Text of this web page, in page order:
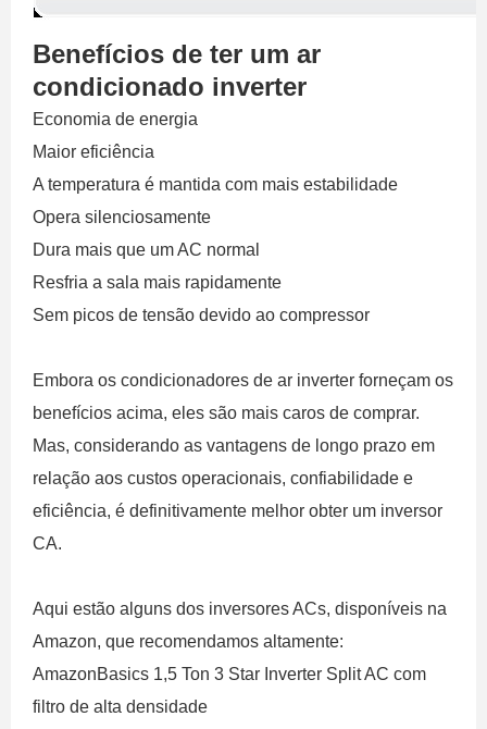
Benefícios de ter um ar
condicionado inverter
Economia de energia
Maior eficiência
A temperatura é mantida com mais estabilidade
Opera silenciosamente
Dura mais que um AC normal
Resfria a sala mais rapidamente
Sem picos de tensão devido ao compressor
Embora os condicionadores de ar inverter forneçam os
benefícios acima, eles são mais caros de comprar.
Mas, considerando as vantagens de longo prazo em
relação aos custos operacionais, confiabilidade e
eficiência, é definitivamente melhor obter um inversor
CA.
Aqui estão alguns dos inversores ACs, disponíveis na
Amazon, que recomendamos altamente:
AmazonBasics 1,5 Ton 3 Star Inverter Split AC com
filtro de alta densidade